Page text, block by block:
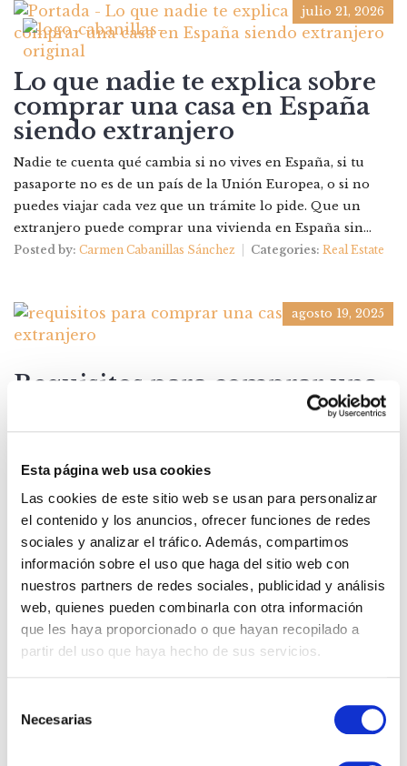
Esta página web usa cookies
Las cookies de este sitio web se usan para personalizar
el contenido y los anuncios, ofrecer funciones de redes
sociales y analizar el tráfico. Además, compartimos
información sobre el uso que haga del sitio web con
nuestros partners de redes sociales, publicidad y análisis
web, quienes pueden combinarla con otra información
que les haya proporcionado o que hayan recopilado a
partir del uso que haya hecho de sus servicios.
Necesarias
julio 21, 2026
Lo que nadie te explica sobre
comprar una casa en España
siendo extranjero
Nadie te cuenta qué cambia si no vives en España, si tu
pasaporte no es de un país de la Unión Europea, o si no
puedes viajar cada vez que un trámite lo pide. Que un
extranjero puede comprar una vivienda en España sin...
Posted by: Carmen Cabanillas Sánchez Categories: Real Estate
agosto 19, 2025
Requisitos para comprar una
extranjero
Imagina esta escena: despiertas con la suave caricia del sol
buenos días. Un café, el sonido de las olas a lo lejos y la
promesa de un día tranquilo en Estep...
Posted by:Carmen Cabanillas Sánchez Categories:
CATEGORIAS